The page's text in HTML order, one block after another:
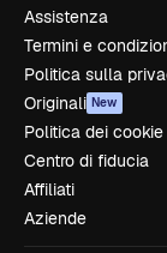
Assistenza
Termini e
Politica sulla
Originali New
Politica dei cookie
Centro di fiducia
Affiliati
Aziende